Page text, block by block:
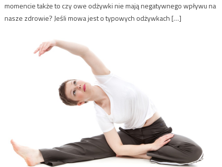
momencie także to czy owe odżywki nie mają negatywnego wpływu na
nasze zdrowie? Jeśli mowa jest o typowych odżywkach […]